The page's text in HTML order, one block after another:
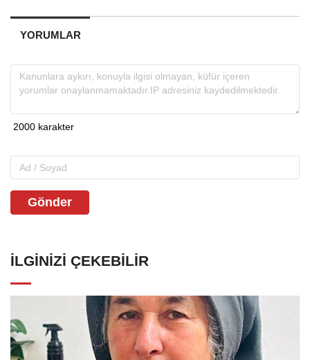
YORUMLAR
Gönder
İLGINIZI ÇEKEBILIR